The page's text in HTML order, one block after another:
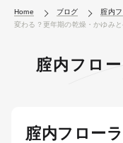
Home ブログ 腟内
変わる？更年期の乾燥・かゆみと
腟内フロ
腟内フロー